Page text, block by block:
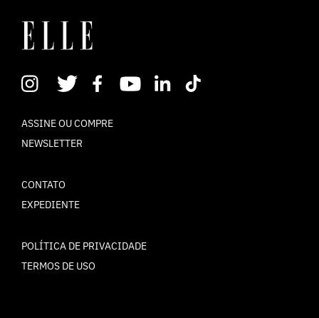
ASSINE OU COMPRE
NEWSLETTER
CONTATO
EXPEDIENTE
POLÍTICA DE PRIVACIDADE
TERMOS DE USO